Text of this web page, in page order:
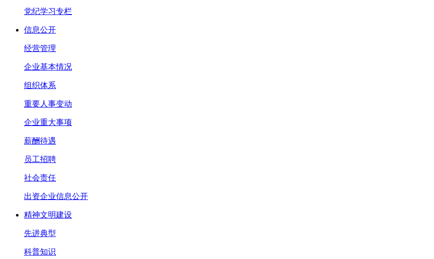
党纪学习专栏
信息公开
经营管理
企业基本情况
组织体系
重要人事变动
企业重大事项
薪酬待遇
员工招聘
社会责任
出资企业信息公开
精神文明建设
先进典型
科普知识